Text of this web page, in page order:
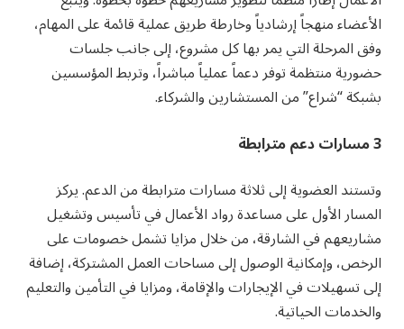
الأعضاء منهجاً إرشادياً وخارطة طريق عملية قائمة على المهام،
وفق المرحلة التي يمر بها كل مشروع، إلى جانب جلسات
حضورية منتظمة توفر دعماً عملياً مباشراً، وتربط المؤسسين
بشبكة “شراع” من المستشارين والشركاء.
3 مسارات دعم مترابطة
وتستند العضوية إلى ثلاثة مسارات مترابطة من الدعم. يركز
المسار الأول على مساعدة رواد الأعمال في تأسيس وتشغيل
مشاريعهم في الشارقة، من خلال مزايا تشمل خصومات على
الرخص، وإمكانية الوصول إلى مساحات العمل المشتركة، إضافة
إلى تسهيلات في الإيجارات والإقامة، ومزايا في التأمين والتعليم
والخدمات الحياتية.